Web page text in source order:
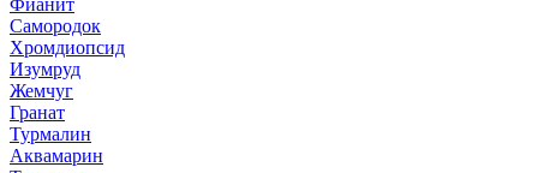
Фианит
Самородок
Хромдиопсид
Изумруд
Жемчуг
Гранат
Турмалин
Аквамарин